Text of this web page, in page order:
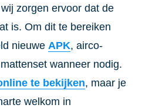
zorgen ervoor dat de
is. Om dit te bereiken
nieuwe APK, airco-
wanneer nodig.
te bekijken, maar je
welkom in